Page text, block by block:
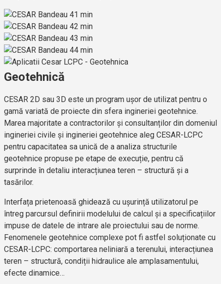
Geotehnică
CESAR 2D sau 3D este un program ușor de utilizat pentru o
gamă variată de proiecte din sfera ingineriei geotehnice.
Marea majoritate a contractorilor și consultanților din domeniul
ingineriei civile și ingineriei geotehnice aleg CESAR-LCPC
pentru capacitatea sa unică de a analiza structurile
geotehnice propuse pe etape de execuție, pentru că
surprinde în detaliu interacțiunea teren – structură și a
tasărilor.
Interfața prietenoasă ghidează cu ușurință utilizatorul pe
întreg parcursul definirii modelului de calcul și a specificațiilor
impuse de datele de intrare ale proiectului sau de norme.
Fenomenele geotehnice complexe pot fi astfel soluționate cu
CESAR-LCPC: comportarea neliniară a terenului, interacțiunea
teren – structură, condiții hidraulice ale amplasamentului,
efecte dinamice…